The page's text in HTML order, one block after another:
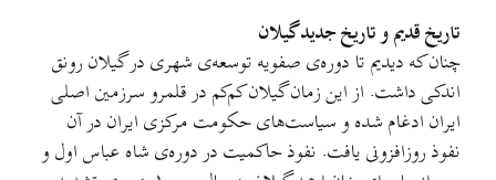
تاریخ قدیم و تاریخ جدید گیلان
چنان که دیدیم تا دوره‌ی صفویه توسعه‌ی شهری در گیلان رونق
اندكی داشت. از این زمان گیلان كم‌كم در قلمرو سرزمین اصلی
ایران ادغام شده و سیاست‌های حكومت مركزی ایران در آن
نفوذ روزافزونی یافت. نفوذ حاكمیت در دوره‌ی شاه عباس اول و